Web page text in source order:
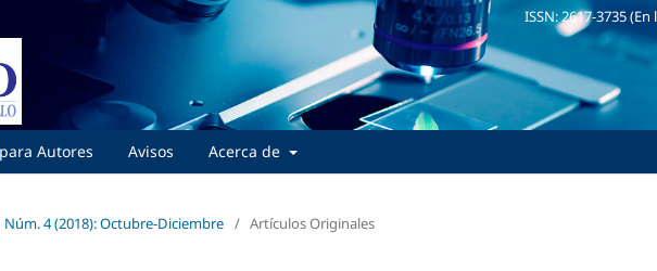
Autores Avisos Acerca de
ISSN: 2617-3735 (En
Núm. 4 (2018): Octubre-Diciembre / Artículos Originales